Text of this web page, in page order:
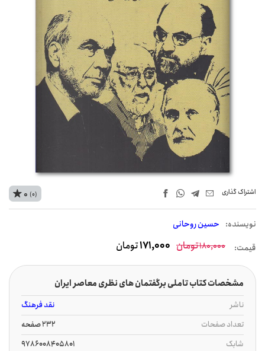
اشتراک‌ گذاری
نويسنده: حسین روحانی
0 (0)
قیمت: 180,000تومان 171,000تومان
مشخصات کتاب تاملی برگفتمان های نظری معاصر ایران
ناشر
نقد فرهنگ
تعداد صفحات
232 صفحه
شابک
9786008405801